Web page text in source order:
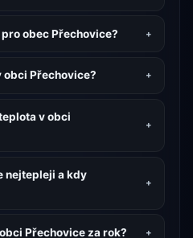
obec Přechovice?
Přechovice?
v obci
nejtepleji a kdy
Přechovice za rok?